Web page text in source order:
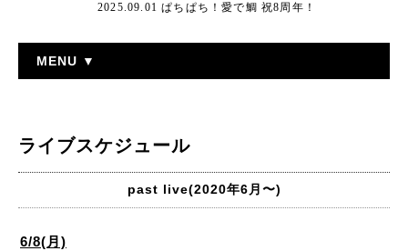
2025.09.01 ぱちぱち！愛で鯛 祝8周年！
MENU ▼
ライブスケジュール
past live(2020年6月〜)
6/8(月)